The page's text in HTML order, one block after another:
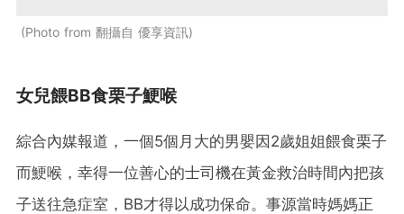
Photo from 翻攝自 優享資訊
女兒餵BB食栗子鯁喉
綜合內媒報道，一個5個月大的男嬰因2歲姐姐餵食栗子
而鯁喉，幸得一位善心的士司機在黃金救治時間內把孩
子送往急症室，BB才得以成功保命。事源當時媽媽正